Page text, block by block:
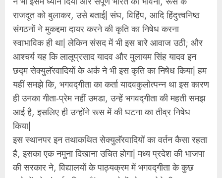
राजदूत को बुलाकर, उसे बताई| संघ, विहिंप, आदि हिंदुत्त्वनिष्ठ
संगठनों ने मुकद्दमा दायर करने की कृति का निषेध करना
स्वाभाविक ही था| लेकिन संसद में भी इस बारे आवाज उठी; और
आश्‍चर्य यह कि लालूप्रसाद यादव और मुलायम सिंह यादव इन
छद्म सेक्युलॅरवादियों के अर्क ने भी इस कृति का निषेध किया| हम
यहीं समझे कि, भगवद्गीता का कर्ता यादवकुलोत्पन्न था इस कारण
ही उनका गीता-प्रेम नहीं उमडा, उन्हें भगवद्गीता की महती समझ
आई है, इसलिए ही उन्होंने रूस में की घटना का तीव्र निषेध
किया|
इस स्थानपर इन तथाकथित सेक्युलॅरवादियों का वर्तन कैसा रहता
है, इसका एक नमुना दिखाना उचित होगा| मध्य प्रदेश की भाजपा
की सरकार ने, विद्यालयों के पाठ्यक्रम में भगवद्गीता के कुछ